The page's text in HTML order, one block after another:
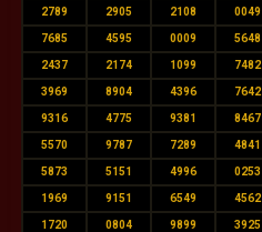
2789 2905 2108 0049
7685 4595 0009 5648
2437 2174 1099 7482
3969 8904 4396 7642
9316 4775 9381 8467
5570 9787 7289 4841
5873 5151 4996 0253
1969 9151 6549 4562
1720 0804 9899 3925